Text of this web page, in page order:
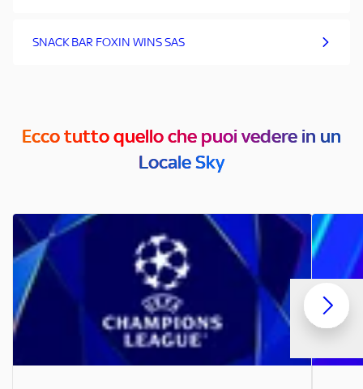
SNACK BAR FOXIN WINS SAS
Ecco tutto quello che puoi vedere in un
Locale Sky